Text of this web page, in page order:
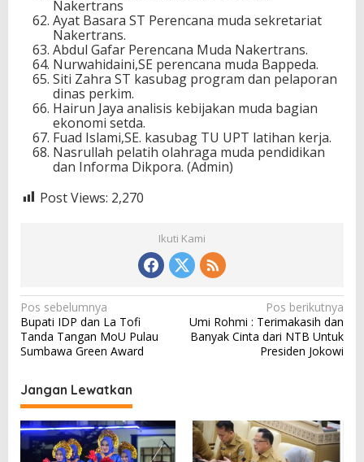
Nakertrans
Ayat Basara ST Perencana muda sekretariat
Nakertrans.
Abdul Gafar Perencana Muda Nakertrans.
Nurwahidaini,SE perencana muda Bappeda.
Siti Zahra ST kasubag program dan pelaporan
dinas perkim.
Hairun Jaya analisis kebijakan muda bagian
ekonomi setda.
Fuad Islami,SE. kasubag TU UPT latihan kerja.
Nasrullah pelatih olahraga muda pendidikan
dan Informa Dikpora. (Admin)
Post Views: 2,270
Ikuti Kami
N
a
v
g
a
s
Pos sebelumnya
Bupati IDP dan La Tofi
Tanda Tangan MoU Pulau
Sumbawa Green Award
Pos berikutnya
Umi Rohmi : Terimakasih dan
Banyak Cinta dari NTB Untuk
Presiden Jokowi
Jangan Lewatkan